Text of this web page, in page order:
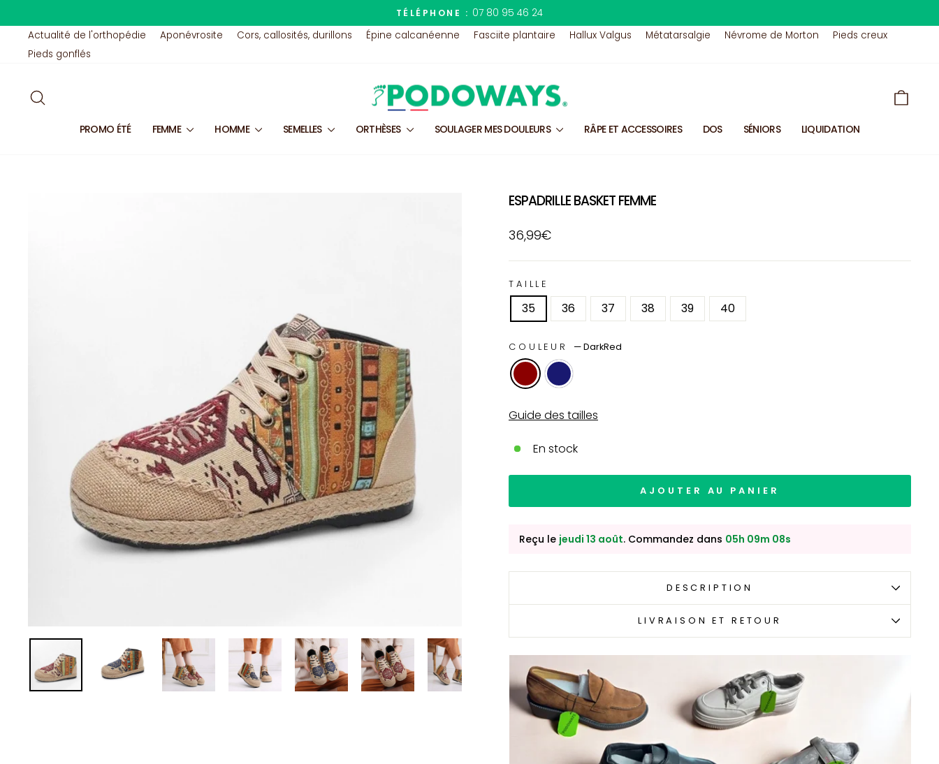
contenu
Diaporama
Pause
TÉLÉPHONE : 07 80 95 46 24
Actualité de l'orthopédie
Aponévrosite Cors, callosités, durillons Épine calcanéenne Fasciite plantaire Hallux Valgus Métatarsalgie Névrome de Morton
Pieds creux
Pieds gonflés
PROMO ÉTÉ FEMME HOMME SEMELLES ORTHÈSES SOULAGER MES DOULEURS RÂPE ET ACCESSOIRES DOS SÉNIORS LIQUIDATION
ESPADRILLE BASKET FEMME
Prix
régulier
36,99€
TAILLE
35 36 37 38 39 40
COULEUR —DarkRed
Guide des tailles
En stock
AJOUTER AU PANIER
Reçu le jeudi 13 août. Commandez dans 05h 09m 07s
DESCRIPTION
LIVRAISON ET RETOUR